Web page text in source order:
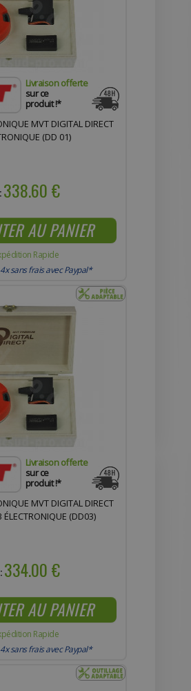
Livraison offerte
sur ce
produit !*
MVT DIGITAL DIRECT
(DD 01)
338.60 €
AU PANIER
Rapide
sans frais avec Paypal*
Livraison offerte
sur ce
produit !*
MVT DIGITAL DIRECT
(DD03)
334.00 €
AU PANIER
Rapide
sans frais avec Paypal*